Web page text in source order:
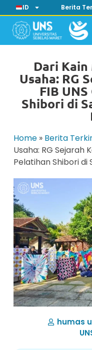
ID Berita
Dari
Usaha: RG
FIB
Shibori di
Home » Berita
Usaha: RG Sejarah
Pelatihan Shibori di
humas